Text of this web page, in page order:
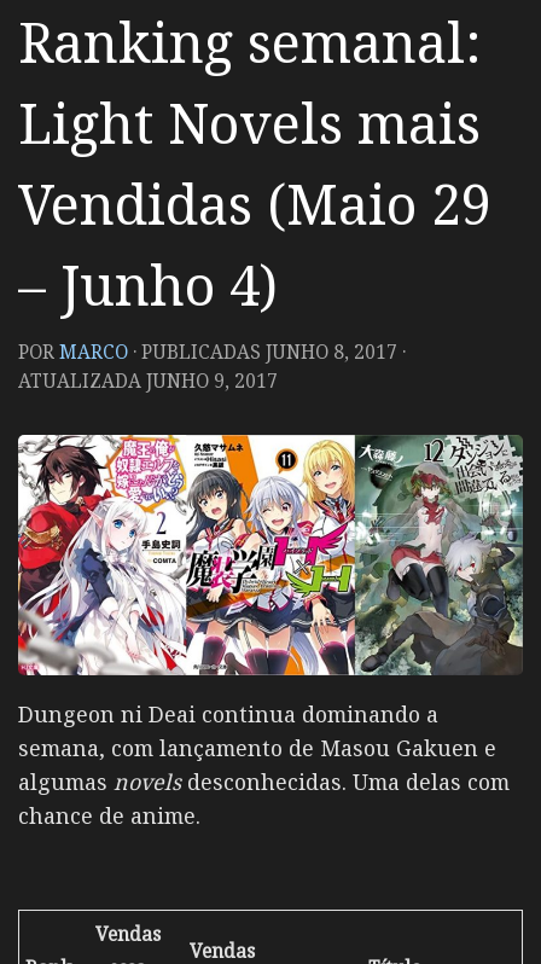
Ranking semanal:
Light Novels mais
Vendidas (Maio 29
– Junho 4)
PORMARCO · PUBLICADAS JUNHO 8, 2017 ·
ATUALIZADAJUNHO 9, 2017
Dungeon ni Deai continua dominando a
semana, com lançamento de Masou Gakuen e
algumas novelsdesconhecidas. Uma delas com
chance de anime.
Vendas
Vendas